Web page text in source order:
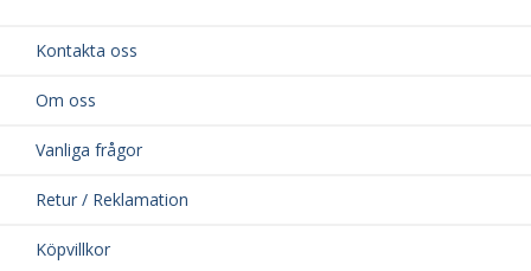
Kontakta oss
Om oss
Vanliga frågor
Retur / Reklamation
Köpvillkor